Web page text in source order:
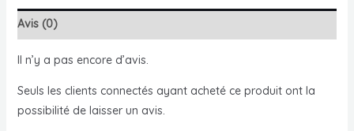
Avis (0)
Il n’y a pas encore d’avis.
Seuls les clients connectés ayant acheté ce produit ont la
possibilité de laisser un avis.